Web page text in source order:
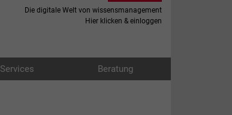
Die digitale Welt von wissensmanagement
Hier klicken & einloggen
Services Beratung